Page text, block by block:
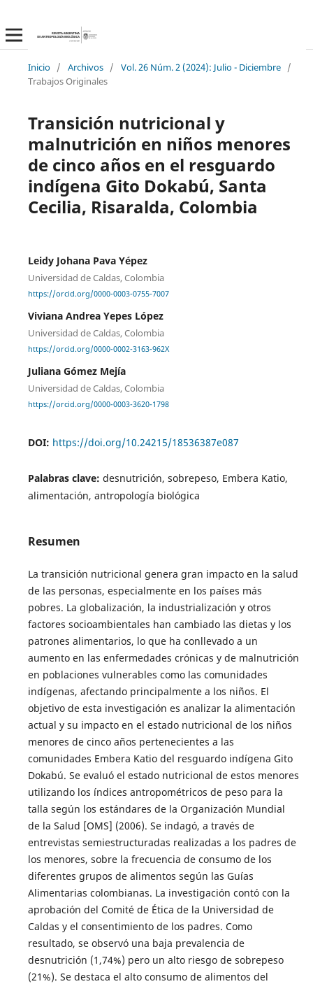
Inicio / Archivos / Vol. 26 Núm. 2 (2024): Julio - Diciembre /
Trabajos Originales
Transición nutricional y
malnutrición en niños menores
de cinco años en el resguardo
indígena Gito Dokabú, Santa
Cecilia, Risaralda, Colombia
Leidy Johana Pava Yépez
Universidad de Caldas, Colombia
https://orcid.org/0000-0003-0755-7007
Viviana Andrea Yepes López
Universidad de Caldas, Colombia
https://orcid.org/0000-0002-3163-962X
Juliana Gómez Mejía
Universidad de Caldas, Colombia
https://orcid.org/0000-0003-3620-1798
DOI: https://doi.org/10.24215/18536387e087
Palabras clave: desnutrición, sobrepeso, Embera Katio,
alimentación, antropología biológica
Resumen
La transición nutricional genera gran impacto en la salud
de las personas, especialmente en los países más
pobres. La globalización, la industrialización y otros
factores socioambientales han cambiado las dietas y los
patrones alimentarios, lo que ha conllevado a un
aumento en las enfermedades crónicas y de malnutrición
en poblaciones vulnerables como las comunidades
indígenas, afectando principalmente a los niños. El
objetivo de esta investigación es analizar la alimentación
actual y su impacto en el estado nutricional de los niños
menores de cinco años pertenecientes a las
comunidades Embera Katio del resguardo indígena Gito
Dokabú. Se evaluó el estado nutricional de estos menores
utilizando los índices antropométricos de peso para la
talla según los estándares de la Organización Mundial
de la Salud [OMS] (2006). Se indagó, a través de
entrevistas semiestructuradas realizadas a los padres de
los menores, sobre la frecuencia de consumo de los
diferentes grupos de alimentos según las Guías
Alimentarias colombianas. La investigación contó con la
aprobación del Comité de Ética de la Universidad de
Caldas y el consentimiento de los padres. Como
resultado, se observó una baja prevalencia de
desnutrición (1,74%) pero un alto riesgo de sobrepeso
(21%). Se destaca el alto consumo de alimentos del